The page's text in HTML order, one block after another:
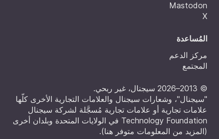
Mastodon
X
المُساعدة
مركز الدعم
المجتمع
© 2013–2026 سيجنال، غير ربحي.
"سيجنال"، وشعارات سيجنال والعلامات التجارية الأخرى كلّها
علامات تجارية أو علامات تجارية مُسجَّلة لشركة سيجنال
Technology Foundation في الولايات المتحدة وبلدان أخرى
(المزيد من المعلومات متوفر هنا).